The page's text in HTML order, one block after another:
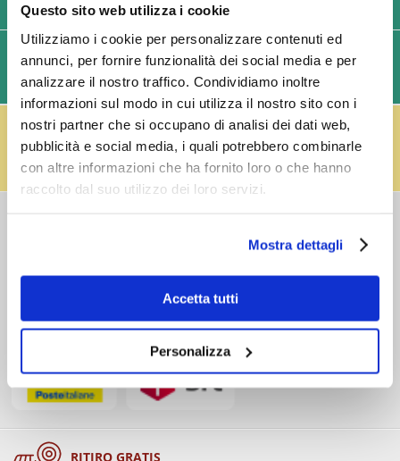
Questo sito web utilizza i cookie
Utilizziamo i cookie per personalizzare contenuti ed
annunci, per fornire funzionalità dei social media e per
analizzare il nostro traffico. Condividiamo inoltre
informazioni sul modo in cui utilizza il nostro sito con i
nostri partner che si occupano di analisi dei dati web,
pubblicità e social media, i quali potrebbero combinarle
con altre informazioni che ha fornito loro o che hanno
raccolto dal suo utilizzo dei loro servizi.
Mostra dettagli
Accetta tutti
Personalizza
SPEDIZIONI VELOCI IN 24/48/72 ORE (GIORNI
LAVORATIVI)
IL RESO FUSTI TI PREMIA!
Effettua il reso dei vuoti dei fusti Perfect Draft
(almeno 3 fusti) e ricevi un buono da € 5,00 per ogni
fusto,clicca qui .
Isole > € 8,90
Ordine minimo € 20,00
RITIRO GRATIS